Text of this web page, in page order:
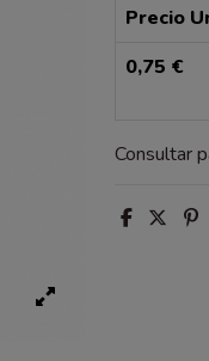
Precio
0,75 €
Consultar